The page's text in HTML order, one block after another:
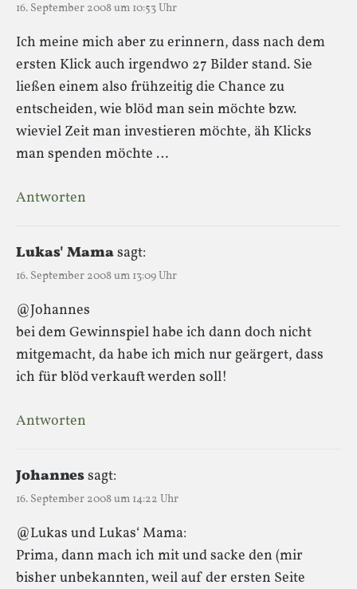
16. September 2008 um 10:53 Uhr
Ich meine mich aber zu erinnern, dass nach dem
ersten Klick auch irgendwo 27 Bilder stand. Sie
ließen einem also frühzeitig die Chance zu
entscheiden, wie blöd man sein möchte bzw.
wieviel Zeit man investieren möchte, äh Klicks
man spenden möchte …
Antworten
Lukas' Mamasagt:
16. September 2008 um 13:09 Uhr
@Johannes
bei dem Gewinnspiel habe ich dann doch nicht
mitgemacht, da habe ich mich nur geärgert, dass
ich für blöd verkauft werden soll!
Antworten
Johannessagt:
16. September 2008 um 14:22 Uhr
@Lukas und Lukas‘ Mama:
Prima, dann mach ich mit und sacke den (mir
bisher unbekannten, weil auf der ersten Seite